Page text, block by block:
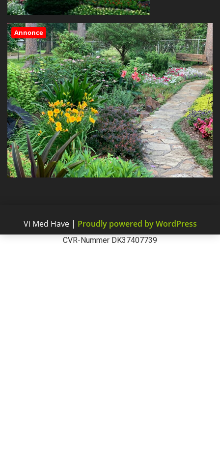
Annonce
Vi Med Have | Proudly powered by WordPress
CVR-Nummer DK37407739